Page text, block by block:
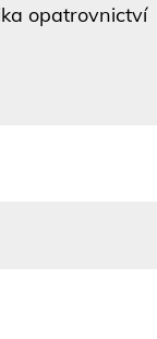
opatrovnictví